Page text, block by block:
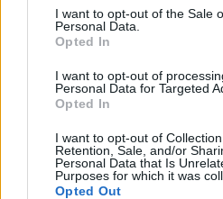
consent section.
I want to opt-out of the Sale
Personal Data.
Opted In
I want to opt-out of
Personal Data for Targeted
Opted In
I want to opt-out of
Retention, Sale, and/or
Personal Data that Is
Purposes for which it was
Opted Out
Zene Könyv